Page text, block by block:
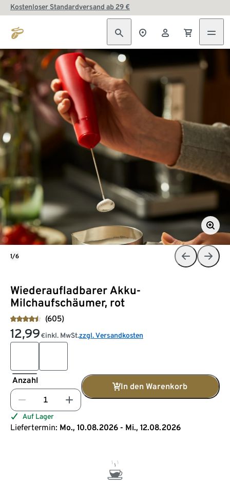
Kostenloser Standardversand ab 29 €
Wiederaufladbarer Akku-
Milchaufschäumer, rot
(605)
12,99 €inkl. MwSt.zzgl. Versandkosten
Anzahl
In den Warenkorb
Auf Lager
Liefertermin: Mo., 10.08.2026 - Mi., 12.08.2026
1/6